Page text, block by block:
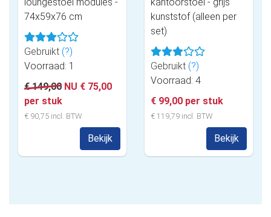
74x59x76 cm
Gebruikt (?)
Voorraad: 1
€ 149,00 NU € 75,00
per stuk
€ 90,75 incl. BTW
Bekijk
kunststof (alleen per
set)
Gebruikt (?)
Voorraad: 4
€ 99,00 per stuk
€ 119,79 incl. BTW
Bekijk